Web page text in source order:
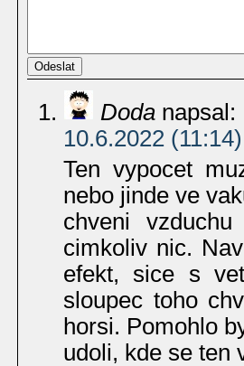
Doda napsal:
10.6.2022 (11:14)
Ten vypocet
nebo jinde ve
chveni
cimkoliv nic.
efekt, sice s
sloupec toho
horsi. Pomohlo
udoli, kde se ten